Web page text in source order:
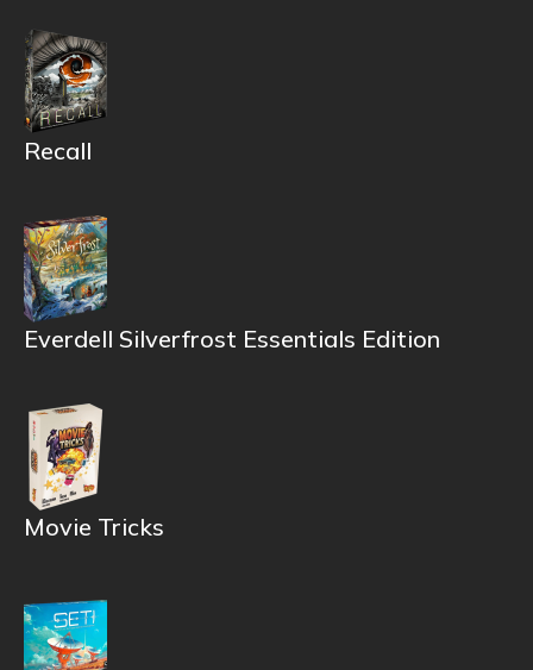
Recall
Everdell Silverfrost Essentials Edition
Movie Tricks